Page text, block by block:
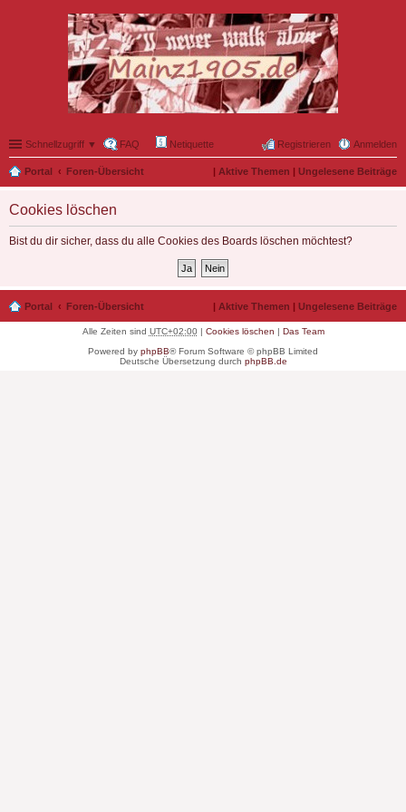
Schnellzugriff ▼ FAQ Netiquette Anmelden
Registrieren
Portal Foren-Übersicht | Aktive Themen | Ungelesene Beiträge
Cookies löschen
Bist du dir sicher, dass du alle Cookies des Boards löschen möchtest?
Portal Foren-Übersicht | Aktive Themen | Ungelesene Beiträge
Alle Zeiten sind UTC+02:00| Cookies löschen | Das Team
Powered by phpBB® Forum Software © phpBB Limited
Deutsche Übersetzung durch phpBB.de